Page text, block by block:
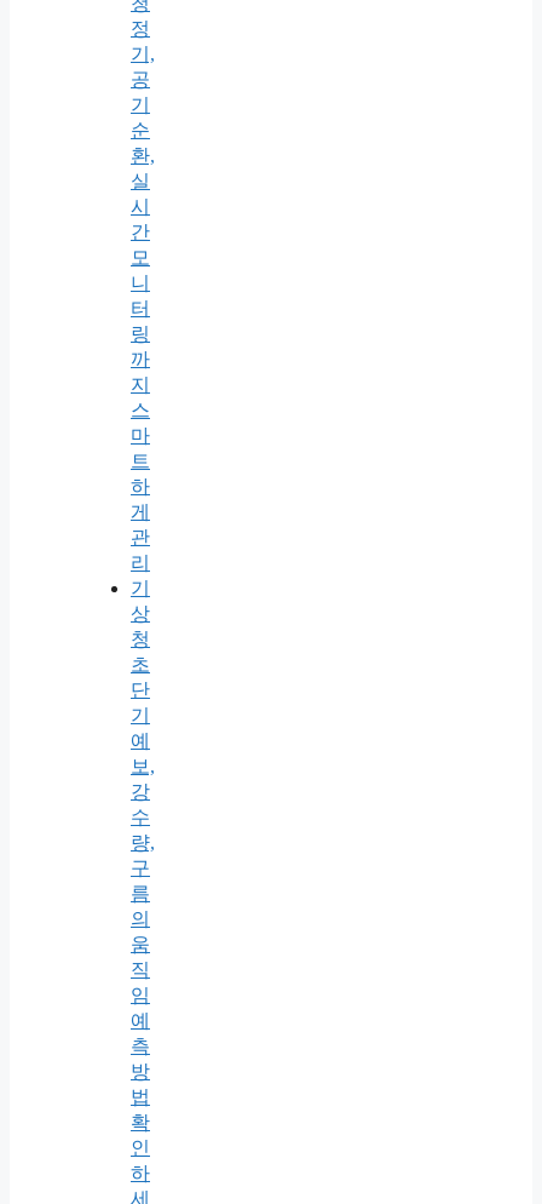
정
기,
공
기
순
환,
실
시
간
모
니
터
링
까
지
스
마
트
하
게
관
리
기
상
청
초
단
기
예
보,
강
수
량,
구
름
의
움
직
임
예
측
방
법
확
인
하
세